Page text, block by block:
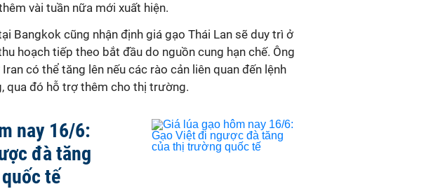
vài tuần nữa mới xuất hiện.
Bangkok cũng nhận định giá gạo Thái Lan sẽ duy trì ở
hoạch tiếp theo bắt đầu do nguồn cung hạn chế. Ông
có thể tăng lên nếu các rào cản liên quan đến lệnh
qua đó hỗ trợ thêm cho thị trường.
nay 16/6:
đà tăng
tế